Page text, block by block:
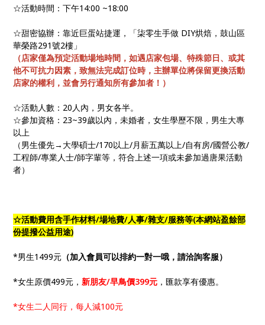
☆活動時間：下午14:00 ~18:00
☆甜密協辦：靠近巨蛋站捷運，「柒零生手做 DIY烘焙，鼓山區
華榮路291號2樓」
（店家僅為預定活動場地時間，如遇店家包場、特殊節日、或其
他不可抗力因素，致無法完成訂位時，主辦單位將保留更換活動
店家的權利，並會另行通知所有參加者！）
☆活動人數：20人內，男女各半。
☆參加資格：23~39歲以內，未婚者，女生學歷不限，男生大專
以上
（男生優先→大學碩士/170以上/月薪五萬以上/自有房/國營公教/
工程師/專業人士/師字輩等，符合上述一項或未參加過唐果活動
者）
☆活動費用含手作材料/場地費/人事/雜支/服務等(本網站盈餘部
份提撥公益用途)
*男生1499元 （加入會員可以排約一對一哦，請洽詢客服）
*女生原價499元，新朋友/早鳥價399元 ，匯款享有優惠。
*女生二人同行，每人減100元